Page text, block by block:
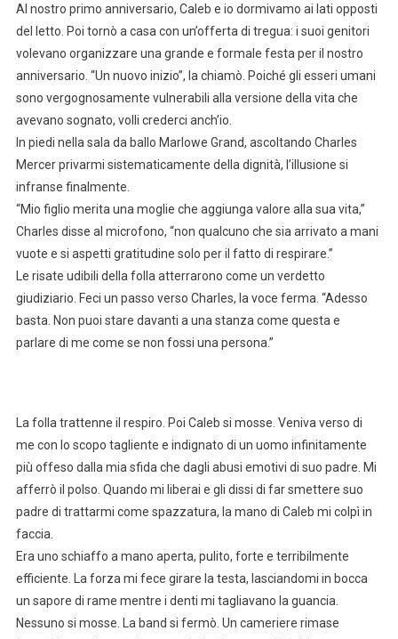
Al nostro primo anniversario, Caleb e io dormivamo ai lati opposti
del letto. Poi tornò a casa con un’offerta di tregua: i suoi genitori
volevano organizzare una grande e formale festa per il nostro
anniversario. “Un nuovo inizio”, la chiamò. Poiché gli esseri umani
sono vergognosamente vulnerabili alla versione della vita che
avevano sognato, volli crederci anch’io.
In piedi nella sala da ballo Marlowe Grand, ascoltando Charles
Mercer privarmi sistematicamente della dignità, l’illusione si
infranse finalmente.
“Mio figlio merita una moglie che aggiunga valore alla sua vita,”
Charles disse al microfono, “non qualcuno che sia arrivato a mani
vuote e si aspetti gratitudine solo per il fatto di respirare.”
Le risate udibili della folla atterrarono come un verdetto
giudiziario. Feci un passo verso Charles, la voce ferma. “Adesso
basta. Non puoi stare davanti a una stanza come questa e
parlare di me come se non fossi una persona.”
La folla trattenne il respiro. Poi Caleb si mosse. Veniva verso di
me con lo scopo tagliente e indignato di un uomo infinitamente
più offeso dalla mia sfida che dagli abusi emotivi di suo padre. Mi
afferrò il polso. Quando mi liberai e gli dissi di far smettere suo
padre di trattarmi come spazzatura, la mano di Caleb mi colpì in
faccia.
Era uno schiaffo a mano aperta, pulito, forte e terribilmente
efficiente. La forza mi fece girare la testa, lasciandomi in bocca
un sapore di rame mentre i denti mi tagliavano la guancia.
Nessuno si mosse. La band si fermò. Un cameriere rimase